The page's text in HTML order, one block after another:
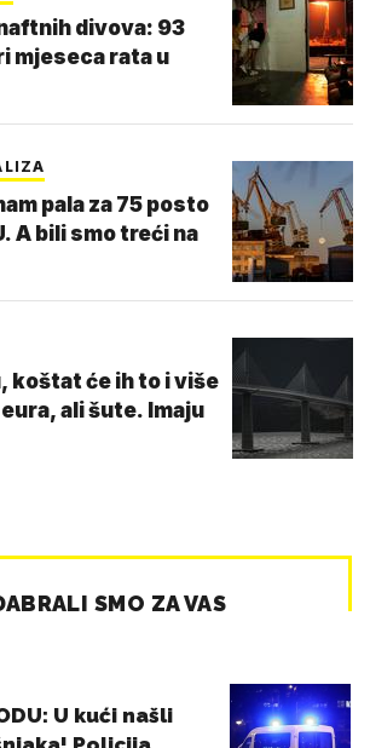
divova: 93
mjeseca rata u
pala za 75 posto
A bili smo treći na
koštat će ih to i više
ali šute. Imaju